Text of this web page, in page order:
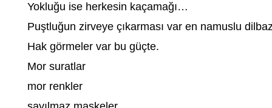
Yokluğu ise herkesin kaçamağı…
Puştluğun zirveye çıkarması var en namuslu
Hak görmeler var bu güçte.
Mor suratlar
mor renkler